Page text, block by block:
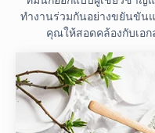
ทำงานร่วมกันอย่างขยันขัน
คุณให้สอดคล้องกับเอ